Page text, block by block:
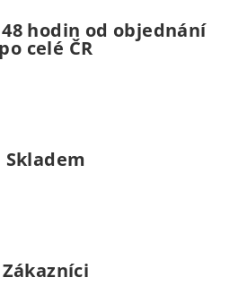
hodin od objednání
po celé ČR
Skladem
Zákazníci